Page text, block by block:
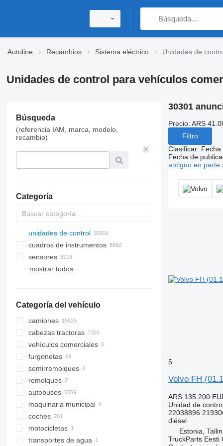
Autoline Recambios Sistema eléctrico Unidades de
Unidades de control para vehículos
Búsqueda
(referencia IAM, marca, modelo,
recambio)
Categoría
unidades de control
cuadros de instrumentos
sensores
mostrar todos
Categoría del vehículo
camiones
cabezas tractoras
vehículos comerciales
furgonetas
semirremolques
remolques
autobuses
maquinaria municipal
maquinaria de limpieza viaria
barredoras
esparcidores de arena
vehículos municipales
camiones de basura
coches
motocicletas
transportes de agua
30301
Precio: ARS
Filtro
Clasificar: Fecha
Fecha de
antiguo en parte
5
Volvo FH
ARS 135.200
Unidad de
22038896
diésel
Estonia,
TruckParts Eesti